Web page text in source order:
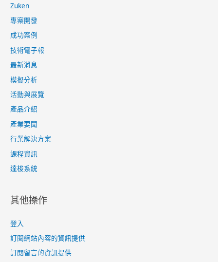
Zuken
專案開發
成功案例
技術電子報
最新消息
模擬分析
活動與展覽
產品介紹
產業要聞
行業解決方案
課程資訊
達梭系統
其他操作
登入
訂閱網站內容的資訊提供
訂閱留言的資訊提供